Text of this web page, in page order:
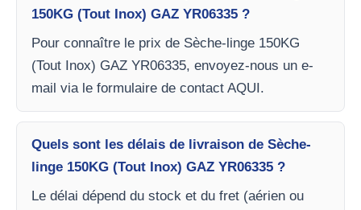
150KG (Tout Inox) GAZ YR06335 ?
Pour connaître le prix de Sèche-linge 150KG
(Tout Inox) GAZ YR06335, envoyez-nous un e-
mail via le formulaire de contact AQUI.
Quels sont les délais de livraison de Sèche-
linge 150KG (Tout Inox) GAZ YR06335 ?
Le délai dépend du stock et du fret (aérien ou